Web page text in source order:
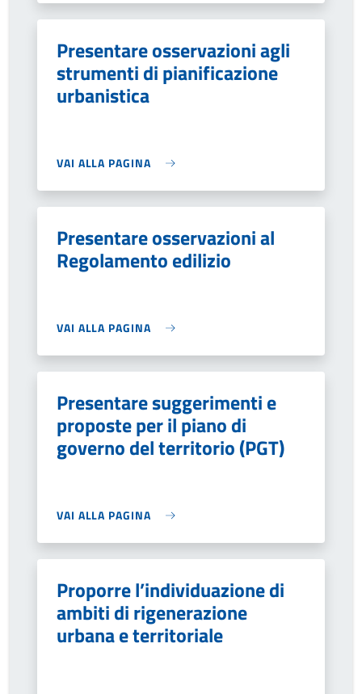
Presentare osservazioni agli
strumenti di pianificazione
urbanistica
VAI ALLA PAGINA
Presentare osservazioni al
Regolamento edilizio
VAI ALLA PAGINA
Presentare suggerimenti e
proposte per il piano di
governo del territorio (PGT)
VAI ALLA PAGINA
Proporre l’individuazione di
ambiti di rigenerazione
urbana e territoriale